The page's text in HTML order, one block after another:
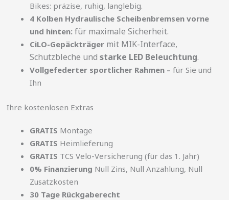
Bikes: präzise, ruhig, langlebig.
4 Kolben Hydraulische Scheibenbremsen vorne
und hinten: für maximale Sicherheit.
CiLO-Gepäckträger mit MIK-Interface,
Schutzbleche und starke LED Beleuchtung.
Vollgefederter sportlicher Rahmen – für Sie und
Ihn
Ihre kostenlosen Extras
GRATIS Montage
GRATIS Heimlieferung
GRATIS TCS Velo-Versicherung (für das 1. Jahr)
0% Finanzierung Null Zins, Null Anzahlung, Null
Zusatzkosten
30 Tage Rückgaberecht